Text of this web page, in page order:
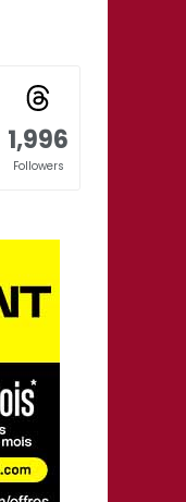
1,996
Followers